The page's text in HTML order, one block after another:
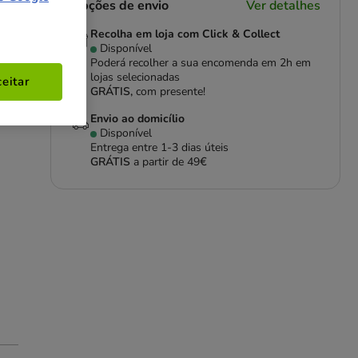
Opções de envio Ver detalhes
Recolha em loja com Click & Collect
Disponível
Poderá recolher a sua encomenda em 2h em
lojas selecionadas
GRÁTIS,com presente!
Envio ao domicílio
Disponível
Entrega entre 1-3 dias úteis
GRÁTIS a partir de 49€